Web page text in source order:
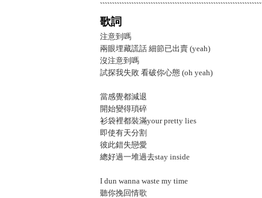
歌詞
注意到嗎
兩眼埋藏謊話 細節已出賣 (yeah)
沒注意到嗎
試探我失敗 看破你心態 (oh yeah)
當感覺都減退
開始變得瑣碎
衫袋裡都裝滿your pretty lies
即使有天分割
彼此錯失戀愛
總好過一堆過去stay inside
I dun wanna waste my time
聽你挽回情歌